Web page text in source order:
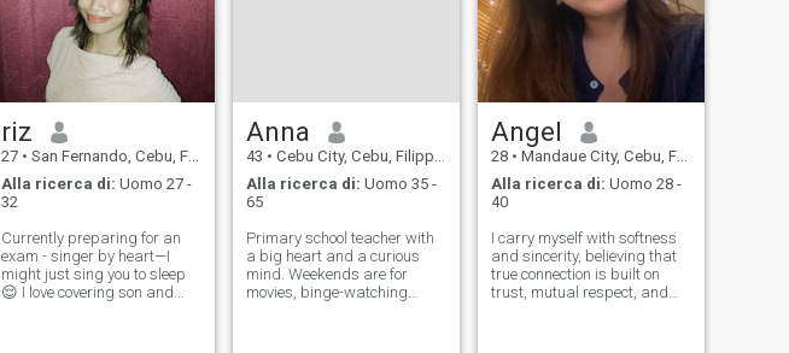
riz
27 • San Fernando, Cebu, Filippine
Alla ricerca di: Uomo 27 -
32
Currently preparing for an
exam - singer by heart—I
might just sing you to sleep
😌 I love covering son and
Anna
43 • Cebu City, Cebu, Filippine
Alla ricerca di: Uomo 35 -
65
Primary school teacher with
a big heart and a curious
mind. Weekends are for
movies, binge-watching
Angel
28 • Mandaue City, Cebu, Filippine
Alla ricerca di: Uomo 28 -
40
I carry myself with softness
and sincerity, believing that
true connection is built on
trust, mutual respect, and